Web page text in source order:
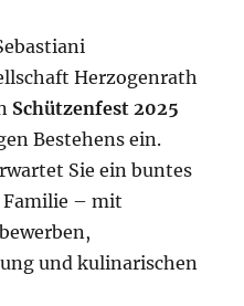
Herzogenrath
Schützenfest 2025
Bestehens ein.
Sie ein buntes
Familie – mit
und kulinarischen